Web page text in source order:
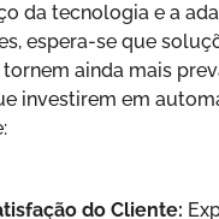
da tecnologia e a
espera-se que
ainda mais
investirem em
do Cliente: